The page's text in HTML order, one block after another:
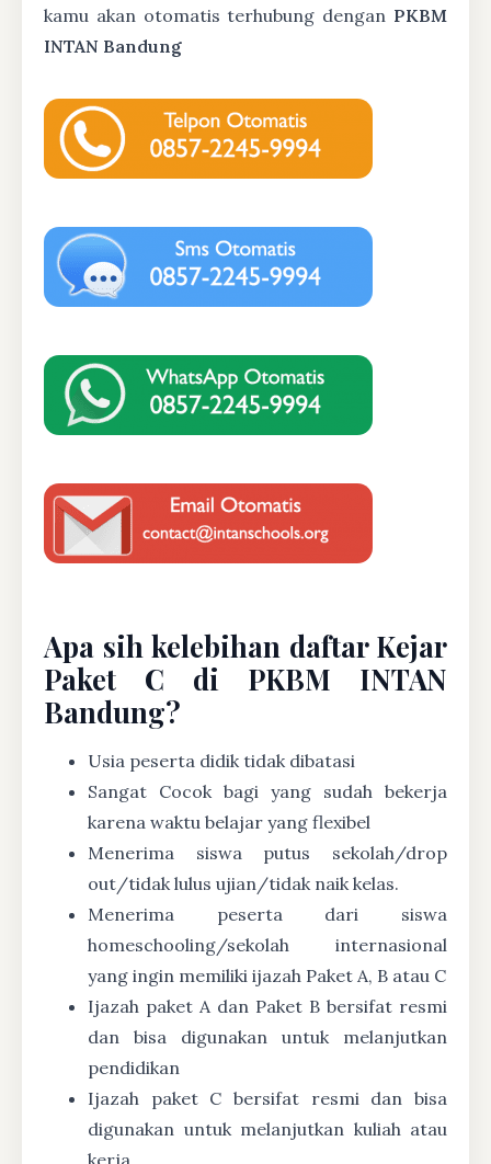
kamu akan otomatis terhubung dengan PKBM
INTAN Bandung
Apa sih kelebihan daftar Kejar
Paket C di PKBM INTAN
Bandung?
Usia peserta didik tidak dibatasi
Sangat Cocok bagi yang sudah bekerja
karena waktu belajar yang flexibel
Menerima siswa putus sekolah/drop
out/tidak lulus ujian/tidak naik kelas.
Menerima peserta dari siswa
homeschooling/sekolah internasional
yang ingin memiliki ijazah Paket A, B atau C
Ijazah paket A dan Paket B bersifat resmi
dan bisa digunakan untuk melanjutkan
pendidikan
Ijazah paket C bersifat resmi dan bisa
digunakan untuk melanjutkan kuliah atau
kerja